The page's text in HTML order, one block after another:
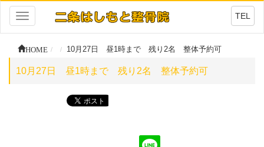
Toggle
navigation
TEL
HOME 10月27日 昼1時まで 残り2名 整体予約可
10月27日 昼1時まで 残り2名 整体予約可